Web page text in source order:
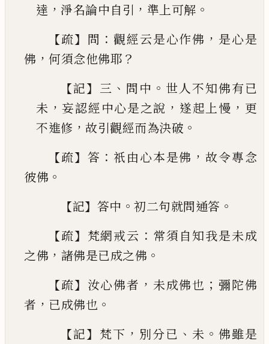
達 ， 淨名論中自引 ， 準上可解 。
【疏】 問 ：觀經云是心作佛 ， 是心是
佛 ， 何須念他佛耶 ？
【記】 三 、 問中 。 世人不知佛有已
未 ，妄認經中心是之說 ， 遂起上慢 ， 更
不進修 ， 故引觀經而為決破 。
【疏】 答 ： 祇由心本是佛 ，故令專念
彼佛 。
【記】 答中 。 初二句就問通答 。
【疏】 梵網戒云 ： 常須自知我是未成
之佛 ， 諸佛是已成之佛 。
【疏】 汝心佛者 ， 未成佛也 ； 彌陀佛
者 ， 已成佛也 。
【記】 梵下 ， 別分已 、 未 。 佛雖是